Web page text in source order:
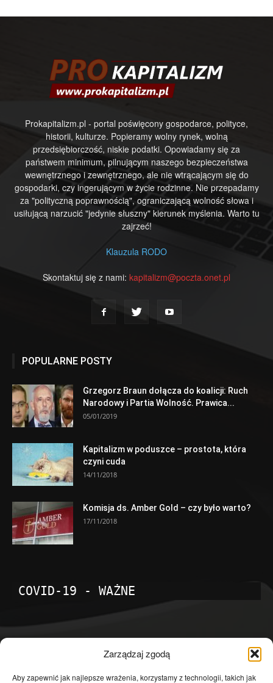
Zarządzaj zgodą
Aby zapewnić jak najlepsze wrażenia, korzystamy z technologii, takich jak
Prokapitalizm.pl - portal poświęcony gospodarce, polityce,
historii, kulturze. Popieramy wolny rynek, wolną
przedsiębiorczość, niskie podatki. Opowiadamy się za
państwem minimum, pilnującym naszego bezpieczeństwa
wewnętrznego i zewnętrznego, ale nie wtrącającym się do
gospodarki, czy ingerującym w życie rodzinne. Nie przepadamy
za "polityczną poprawnością", ograniczającą wolność słowa i
usiłującą narzucić "jedynie słuszny" kierunek myślenia. Warto tu
zajrzeć!
Klauzula RODO
Skontaktuj się z nami: kapitalizm@poczta.onet.pl
POPULARNE POSTY
Grzegorz Braun dołącza do koalicji: Ruch
Narodowy i Partia Wolność. Prawica...
05/01/2019
Kapitalizm w poduszce – prostota, która
czyni cuda
14/11/2018
Komisja ds. Amber Gold – czy było warto?
17/11/2018
COVID-19 - WAŻNE
Temat dnia 4601